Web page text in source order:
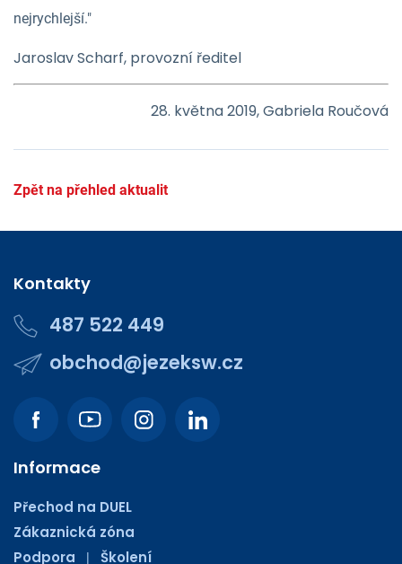
nejrychlejší."
Jaroslav Scharf, provozní ředitel
28. května 2019, Gabriela Roučová
Zpět na přehled aktualit
Kontakty
487 522 449
obchod@jezeksw.cz
Informace
Přechod na DUEL
Zákaznická zóna
Podpora
| Školení